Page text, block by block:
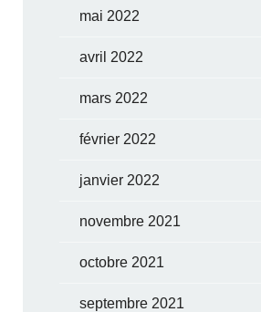
mai 2022
avril 2022
mars 2022
février 2022
janvier 2022
novembre 2021
octobre 2021
septembre 2021